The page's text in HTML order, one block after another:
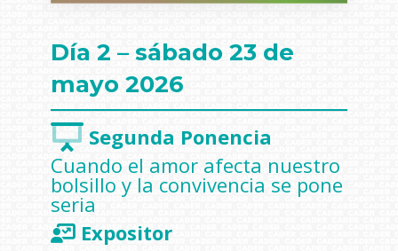
Día 2 – sábado 23 de
mayo 2026
Segunda Ponencia
Cuando el amor afecta nuestro
bolsillo y la convivencia se pone
seria
Expositor